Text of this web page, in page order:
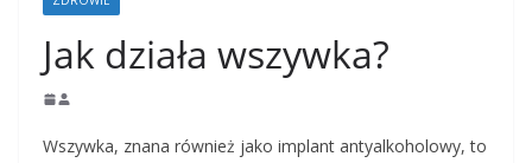
Jak działa wszywka?
Wszywka, znana również jako implant antyalkoholowy, to